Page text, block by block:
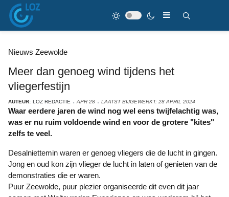
Nieuws Zeewolde
Meer dan genoeg wind tijdens het
vliegerfestijn
AUTEUR: LOZ REDACTIE APR 28 LAATST BIJGEWERKT: 28 APRIL 2024
Waar eerdere jaren de wind nog wel eens twijfelachtig was,
was er nu ruim voldoende wind en voor de grotere "kites"
zelfs te veel.
Desalniettemin waren er genoeg vliegers die de lucht in gingen.
Jong en oud kon zijn vlieger de lucht in laten of genieten van de
demonstraties die er waren.
Puur Zeewolde, puur plezier organiseerde dit even dit jaar